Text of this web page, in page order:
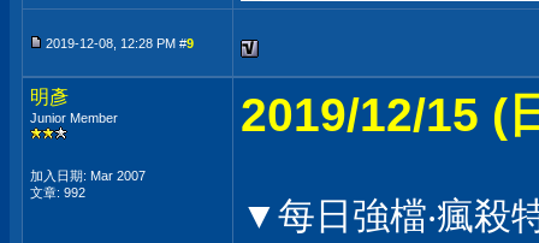
2019-12-08, 12:28 PM #9
明彥
Junior Member
加入日期: Mar 2007
文章: 992
2019/12/15 (
▼每日強檔‧瘋殺